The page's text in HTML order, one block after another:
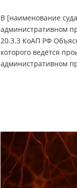
В [наименование
административном
20.3.3 КоАП РФ
которого ведётся
административном